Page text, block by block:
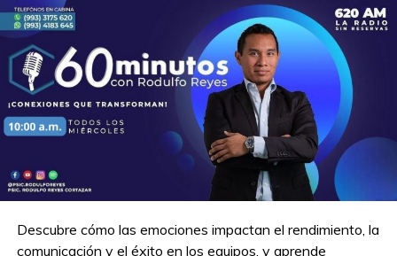
Descubre cómo las emociones impactan el rendimiento, la
comunicación y el éxito en los equipos, y aprende